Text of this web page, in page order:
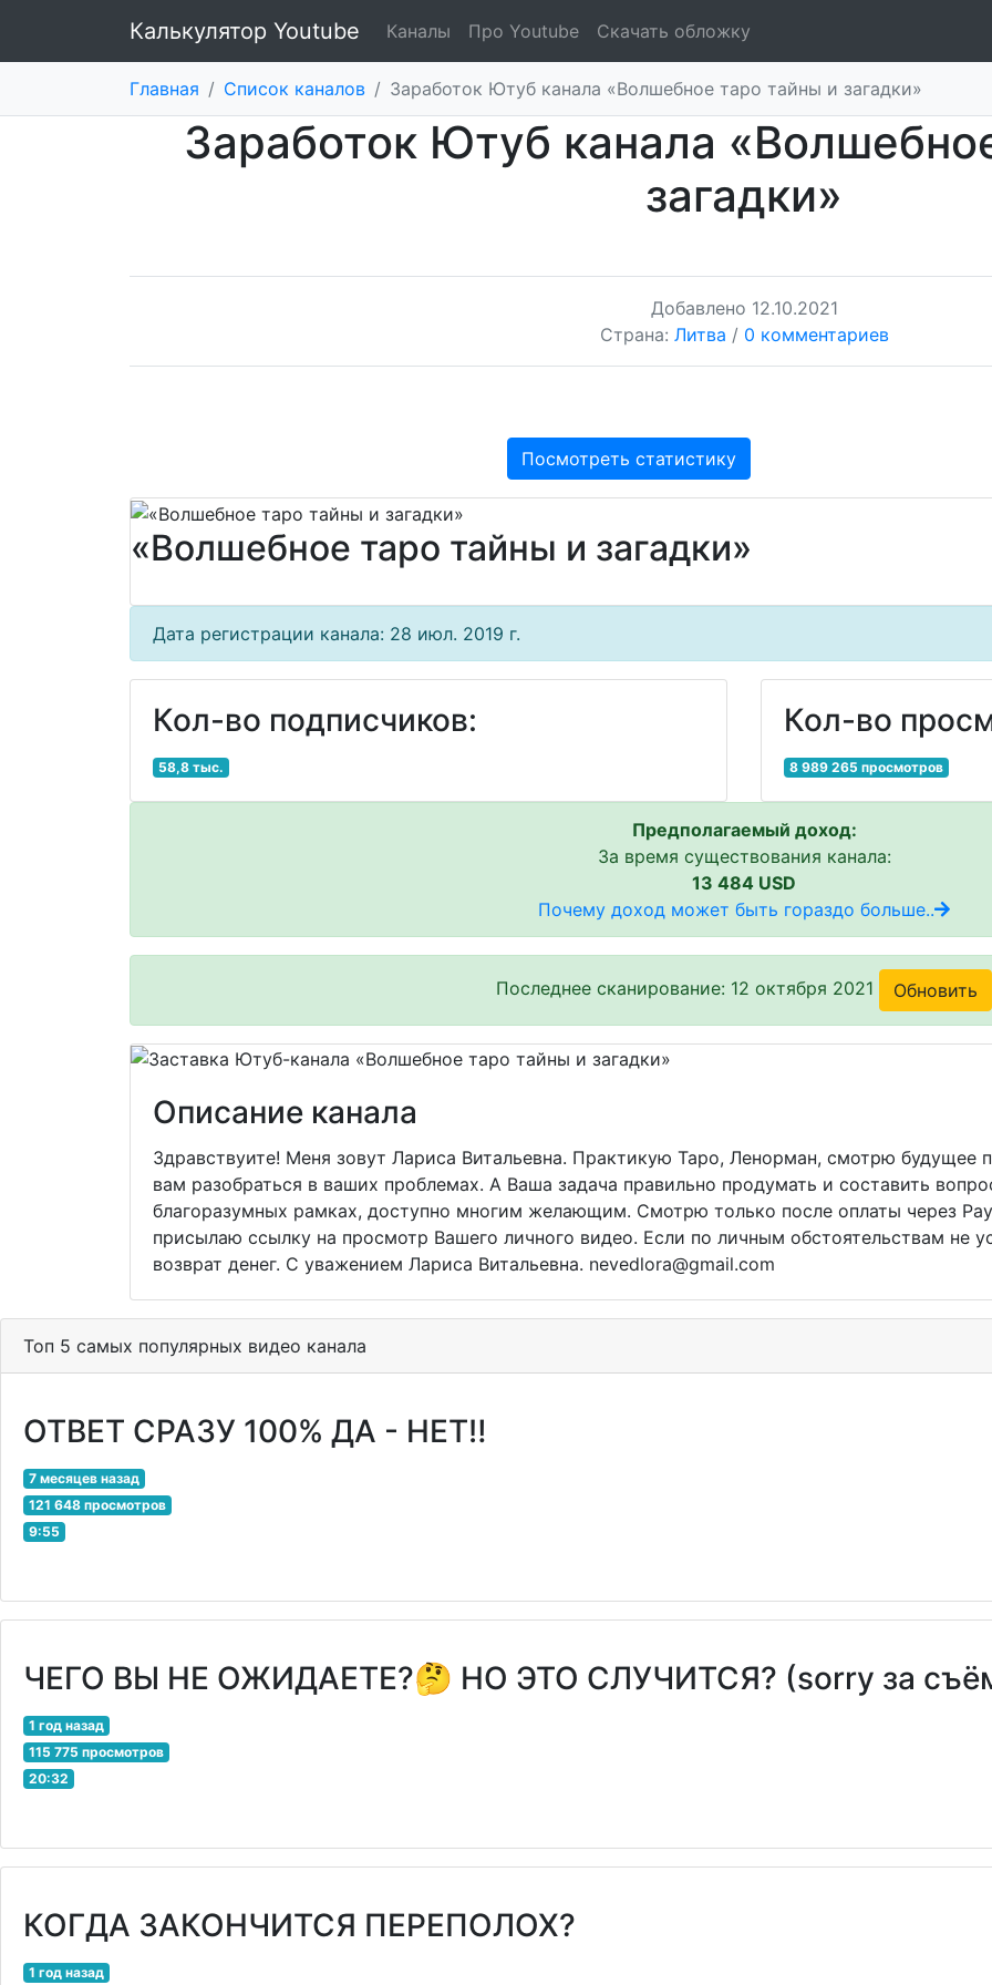
Калькулятор Youtube Каналы Про Youtube Скачать обложку
Главная / Список каналов / Заработок Ютуб канала «Волшебное таро тайны и загадки»
Заработок Ютуб канала
загадки»
Добавлено 12.10.2021
Страна: Литва / 0 комментариев
Посмотреть статистику
«Волшебное таро тайны и загадки»
Дата регистрации канала: 28 июл. 2019 г.
Кол-во подписчиков:
58,8 тыс.
Кол-во
8 989 265 просмотров
Предполагаемый доход:
За время существования канала:
13 484 USD
Почему доход может быть гораздо больше..
Последнее сканирование: 12 октября 2021 Обновить
Описание канала
Здравствуите! Меня зовут Лариса Витальевна. Практикую Таро, Ленорман, смотрю будущее
вам разобраться в ваших проблемах. А Ваша задача правильно продумать и составить
благоразумных рамках, доступно многим желающим. Смотрю только после оплаты через
присылаю ссылку на просмотр Вашего личного видео. Если по личным обстоятельствам не
возврат денег. С уважением Лариса Витальевна. nevedlora@gmail.com
Топ 5 самых популярных видео канала
ОТВЕТ СРАЗУ 100% ДА - НЕТ‼️
7 месяцев назад
121 648 просмотров
9:55
ЧЕГО ВЫ НЕ ОЖИДАЕТЕ?🤔 НО ЭТО СЛУЧИТСЯ? (sorry за
1 год назад
115 775 просмотров
20:32
КОГДА ЗАКОНЧИТСЯ ПЕРЕПОЛОХ?
1 год назад